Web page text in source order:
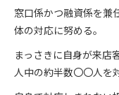
窓口係かつ融資係を兼
体の対応に努める。
まっさきに自身が来店
人中の約半数〇〇人を